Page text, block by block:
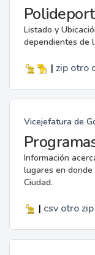
Listado y
dependientes de
| zip otro
Vicejefatura de
Información
lugares en
Ciudad.
| csv otro zip